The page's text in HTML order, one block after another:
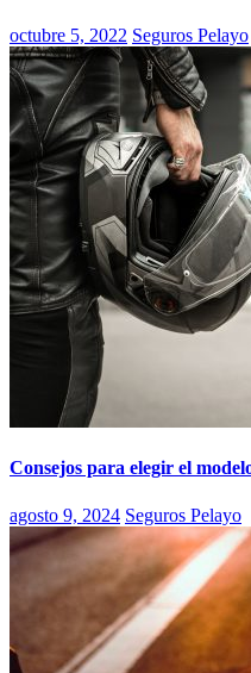
octubre 5, 2022 Seguros Pelayo
Consejos para elegir el
agosto 9, 2024 Seguros Pelayo